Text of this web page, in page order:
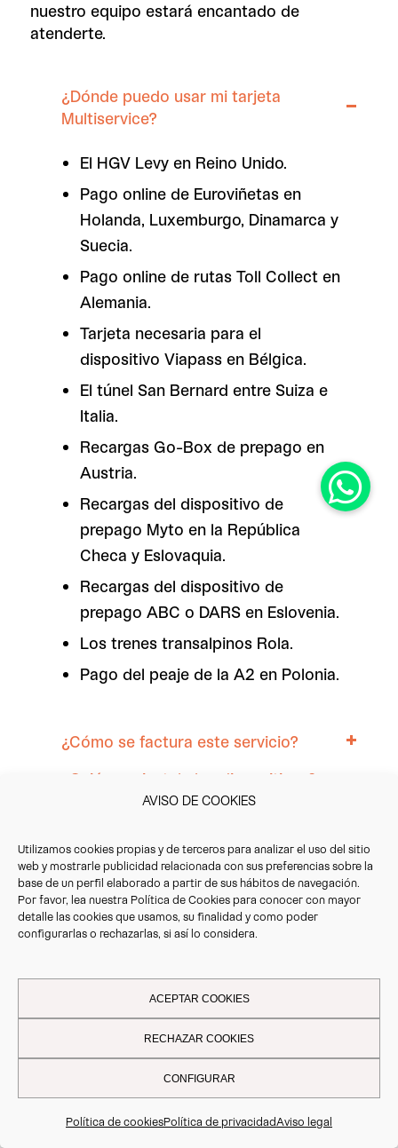
AVISO DE COOKIES
Utilizamos cookies propias y de terceros para analizar el uso del sitio
web y mostrarle publicidad relacionada con sus preferencias sobre la
base de un perfil elaborado a partir de sus hábitos de navegación.
Por favor, lea nuestra Política de Cookies para conocer con mayor
detalle las cookies que usamos, su finalidad y como poder
configurarlas o rechazarlas, si así lo considera.
ACEPTAR COOKIES
RECHAZAR COOKIES
CONFIGURAR
Política de cookiesPolítica de privacidadAviso legal
nuestro equipo estará encantado de
atenderte.
¿Dónde puedo usar mi tarjeta
Multiservice?
El HGV Levy en Reino Unido.
Pago online de Euroviñetas en
Holanda, Luxemburgo, Dinamarca y
Suecia.
Pago online de rutas Toll Collect en
Alemania.
Tarjeta necesaria para el
dispositivo Viapass en Bélgica.
El túnel San Bernard entre Suiza e
Italia.
Recargas Go-Box de prepago en
Austria.
Recargas del dispositivo de
prepago Myto en la República
Checa y Eslovaquia.
Recargas del dispositivo de
prepago ABC o DARS en Eslovenia.
Los trenes transalpinos Rola.
Pago del peaje de la A2 en Polonia.
¿Cómo se factura este servicio?
¿Quién me instala los dispositivos?
¿Voy a perder un día entero de
¿Y si tengo ya algún dispositivo como
el OBU de Bélgica?
¿Yo sólo quiero moverme por España,
tengo que ponerme un dispositivo
¿Qué más servicios ofrecen estos
dispositivos?
Si tengo facturas con vosotros
¿Puedo recuperar el IVA de éstas?
Yo tengo una flota de furgonetas